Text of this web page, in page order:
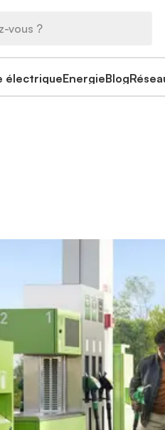
vous ?
électriqueEnergieBlog